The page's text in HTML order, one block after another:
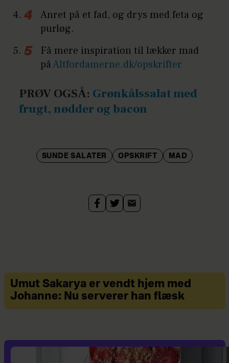
Anret på et fad, og drys med feta og
purløg.
Få mere inspiration til lækker mad
påAltfordamerne.dk/opskrifter
PRØV OGSÅ: Grønkålssalat med
frugt, nødder og bacon
SUNDE SALATER OPSKRIFT MAD
Umut Sakarya er vendt hjem med
Johanne: Nu serverer han flæsk